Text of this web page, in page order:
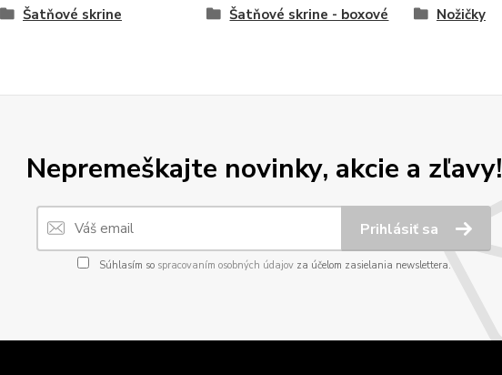
Šatňové skrine Šatňové skrine - boxové Nožičky
Nepremeškajte novinky, akcie a zľavy!
Prihlásiť sa
Súhlasím so spracovaním osobných údajovza účelom zasielania newslettera.